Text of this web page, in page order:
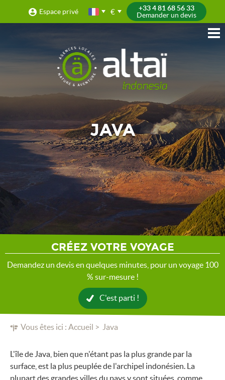
Espace privé €
+33 4 81 68 56 33
Demander un devis
CRÉEZ VOTRE VOYAGE
Demandez un devis en quelques minutes, pour un voyage 100
% sur-mesure !
C'est parti !
Vous êtes ici : Accueil Java
JAVA
L'île de Java, bien que n'étant pas la plus grande par la
surface, est la plus peuplée de l'archipel indonésien. La